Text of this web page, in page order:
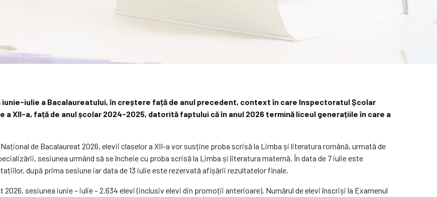
iunie-iulie a Bacalaureatului, în creștere față de anul precedent, context în care Inspectoratul Școlar
a XII-a, față de anul școlar 2024-2025, datorită faptului că în anul 2026 termină liceul generațiile în care a
de Bacalaureat 2026, elevii claselor a XII-a vor susține proba scrisă la Limba și literatura română, urmată de
sesiunea urmând să se încheie cu proba scrisă la Limba și literatura maternă. În data de 7 iulie este
după prima sesiune iar data de 13 iulie este rezervată afișării rezultatelor finale.
sesiunea iunie – iulie – 2.634 elevi (inclusiv elevi din promoții anterioare). Numărul de elevi înscriși la Examenul